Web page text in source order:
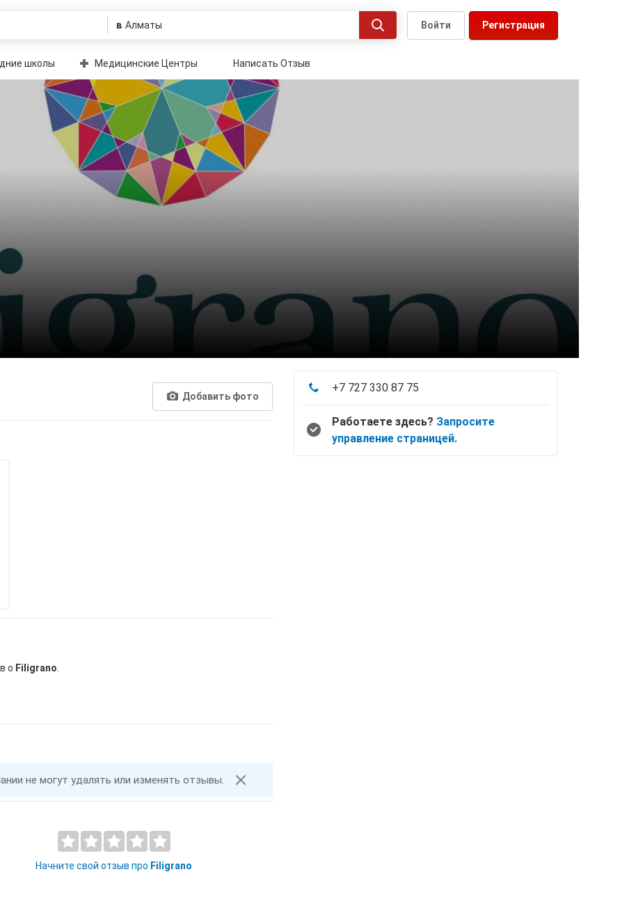
в Регистрация
Войти
школы Медицинские Центры Написать Отзыв
Добавить фото
о Filigrano
не могут удалять или изменять отзывы.
Начните свой отзыв про Filigrano
+7 727 330 87 75
Работаете здесь? Запросите
управление страницей.